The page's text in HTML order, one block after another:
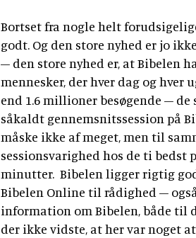
Bortset fra nogle helt
godt. Og den store nyhed er jo
– den store nyhed er, at Bibelen
mennesker, der hver dag og hver
end 1.6 millioner besøgende – de
såkaldt gennemsnitssession på
måske ikke af meget, men til
sessionsvarighed hos de ti bedst
minutter. Bibelen ligger rigtig
Bibelen Online til rådighed –
information om Bibelen, både til
der ikke vidste, at her var noget